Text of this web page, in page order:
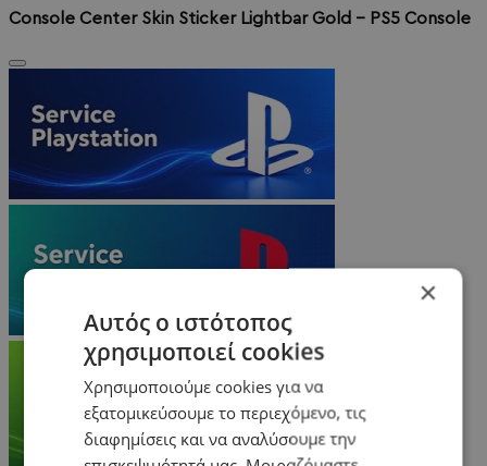
Console Center Skin Sticker Lightbar Gold - PS5 Console
×
Αυτός ο ιστότοπος
χρησιμοποιεί cookies
Χρησιμοποιούμε cookies για να
εξατομικεύσουμε το περιεχόμενο, τις
διαφημίσεις και να αναλύσουμε την